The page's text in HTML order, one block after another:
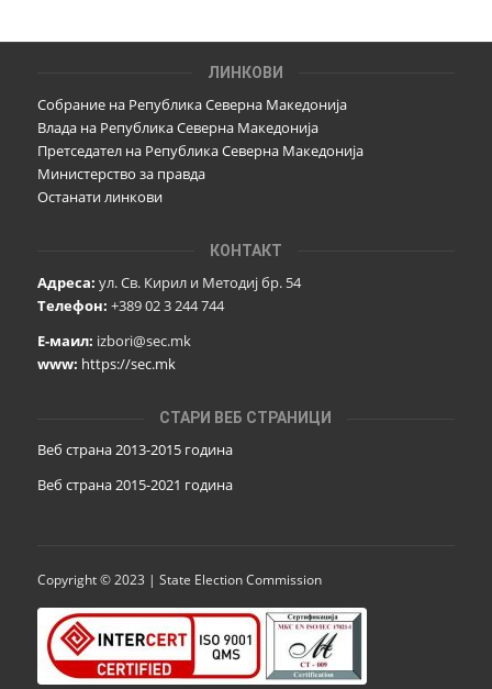
ЛИНКОВИ
Собрание на Република Северна Македонија
Влада на Република Северна Македонија
Претседател на Република Северна Македонија
Министерство за правда
Останати линкови
КОНТАКТ
Адреса: ул. Св. Кирил и Методиј бр. 54
Телефон: +389 02 3 244 744
Е-маил: izbori@sec.mk
www: https://sec.mk
СТАРИ ВЕБ СТРАНИЦИ
Веб страна 2013-2015 година
Веб страна 2015-2021 година
Copyright © 2023 | State Election Commission